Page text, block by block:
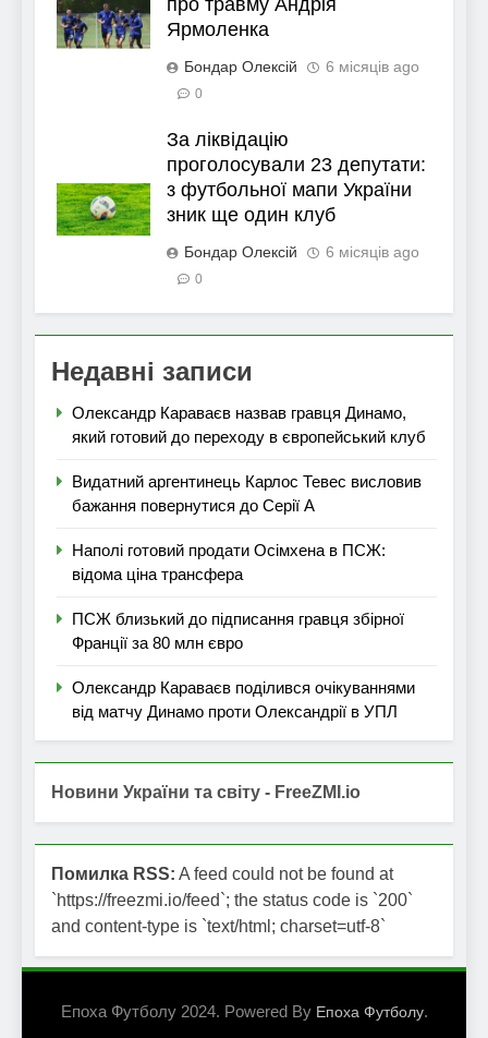
про травму Андрія
Ярмоленка
Бондар Олексій 6 місяців ago
0
За ліквідацію
проголосували 23 депутати:
з футбольної мапи України
зник ще один клуб
Бондар Олексій 6 місяців ago
0
Недавні записи
Олександр Караваєв назвав гравця Динамо,
який готовий до переходу в європейський клуб
Видатний аргентинець Карлос Тевес висловив
бажання повернутися до Серії А
Наполі готовий продати Осімхена в ПСЖ:
відома ціна трансфера
ПСЖ близький до підписання гравця збірної
Франції за 80 млн євро
Олександр Караваєв поділився очікуваннями
від матчу Динамо проти Олександрії в УПЛ
Новини України та світу - FreeZMI.io
Помилка RSS: A feed could not be found at
`https://freezmi.io/feed`; the status code is `200`
and content-type is `text/html; charset=utf-8`
Епоха Футболу 2024. Powered By Епоха Футболу.